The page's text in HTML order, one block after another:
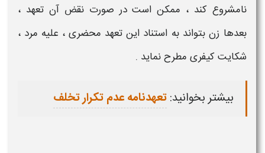
نامشروع کند ، ممکن است در صورت نقض آن تعهد ،
بعدها زن بتواند به استناد این تعهد محضری ، علیه مرد ،
شکایت کیفری مطرح نماید .
بیشتر بخوانید:تعهدنامه عدم تکرار تخلف